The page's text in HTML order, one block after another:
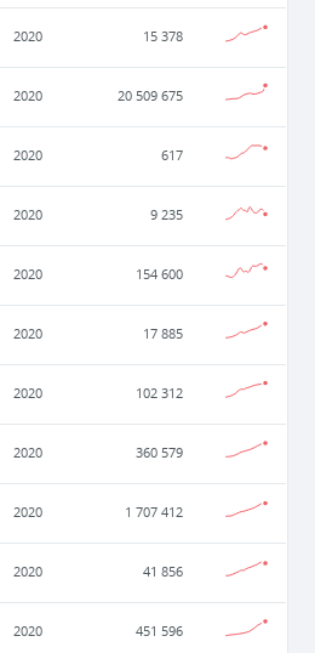
2020 15 378
2020 20 509 675
2020 617
2020 9 235
2020 154 600
2020 17 885
2020 102 312
2020 360 579
2020 1 707 412
2020 41 856
2020 451 596